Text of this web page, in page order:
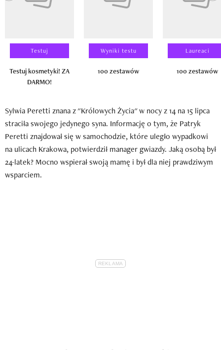
Testuj
Testuj kosmetyki! ZA
DARMO!
Wyniki testu
100 zestawów
Laureaci
100 zestawów
Sylwia Peretti znana z "Królowych Życia" w nocy z 14 na 15 lipca
straciła swojego jedynego syna. Informację o tym, że Patryk
Peretti znajdował się w samochodzie, które uległo wypadkowi
na ulicach Krakowa, potwierdził manager gwiazdy. Jaką osobą był
24-latek? Mocno wspierał swoją mamę i był dla niej prawdziwym
wsparciem.